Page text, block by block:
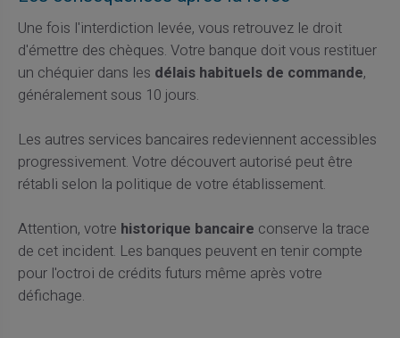
Une fois l'interdiction levée, vous retrouvez le droit
d'émettre des chèques. Votre banque doit vous restituer
un chéquier dans les délais habituels de commande,
généralement sous 10 jours.
Les autres services bancaires redeviennent accessibles
progressivement. Votre découvert autorisé peut être
rétabli selon la politique de votre établissement.
Attention, votre historique bancaire conserve la trace
de cet incident. Les banques peuvent en tenir compte
pour l'octroi de crédits futurs même après votre
défichage.